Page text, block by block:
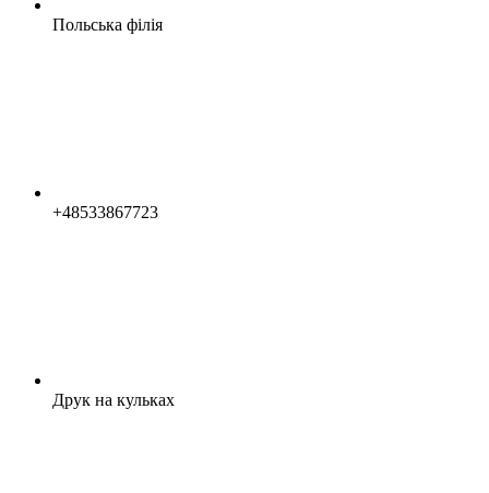
Польська філія
+48533867723
Друк на кульках